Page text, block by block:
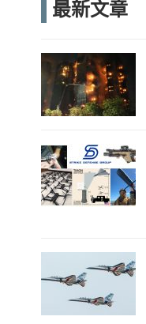
e
o
o
k
d
最新文章